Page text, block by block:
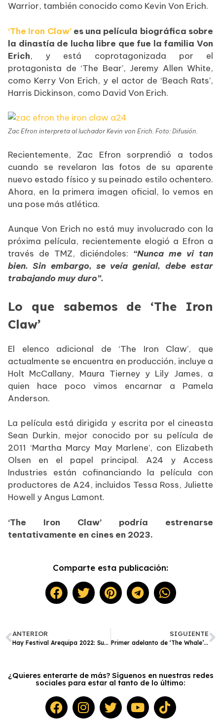
Warrior, también conocido como Kevin Von Erich.
‘The Iron Claw’es una película biográfica sobre
la dinastía de lucha libre que fue la familia Von
Erich, y está coprotagonizada por el
protagonista de ‘The Bear’, Jeremy Allen White,
como Kerry Von Erich, y el actor de ‘Beach Rats’,
Harris Dickinson, como David Von Erich.
Zac Efron interpreta al luchador Kevin von Erich. Foto: Difusión.
Recientemente, Zac Efron sorprendió a todos
cuando se revelaron las fotos de su aparente
nuevo estado físico y su peinado estilo ochentero.
Ahora, en la primera imagen oficial, lo vemos en
una pose más atlética.
Aunque Von Erich no está muy involucrado con la
próxima película, recientemente elogió a Efron a
través de TMZ, diciéndoles: “Nunca me vi tan
bien. Sin embargo, se veía genial, debe estar
trabajando muy duro”.
Lo que sabemos de ‘The Iron
Claw’
El elenco adicional de ‘The Iron Claw’, que
actualmente se encuentra en producción, incluye a
Holt McCallany, Maura Tierney y Lily James, a
quien hace poco vimos encarnar a Pamela
Anderson.
La película está dirigida y escrita por el cineasta
Sean Durkin, mejor conocido por su película de
2011 ‘Martha Marcy May Marlene’, con Elizabeth
Olsen en el papel principal. A24 y Access
Industries están cofinanciando la película con
productores de A24, incluidos Tessa Ross, Juliette
Howell y Angus Lamont.
‘The Iron Claw’ podría estrenarse
tentativamente en cines en 2023.
Comparte esta publicación:
ANTERIOR
Hay Festival Arequipa 2022: Susana Baca, el paseo por Arequipa y sus recuerdos
SIGUIENTE
Primer adelanto de ‘The Whale’: el desgarrador regreso de Brendan Fraser
¿Quieres enterarte de más? Síguenos en nuestras redes
sociales para estar al tanto de lo último: